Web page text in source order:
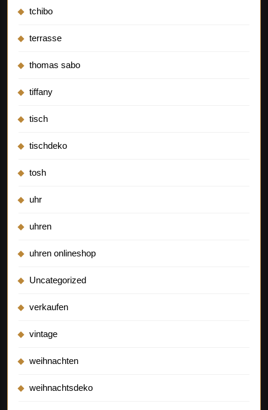
tchibo
terrasse
thomas sabo
tiffany
tisch
tischdeko
tosh
uhr
uhren
uhren onlineshop
Uncategorized
verkaufen
vintage
weihnachten
weihnachtsdeko